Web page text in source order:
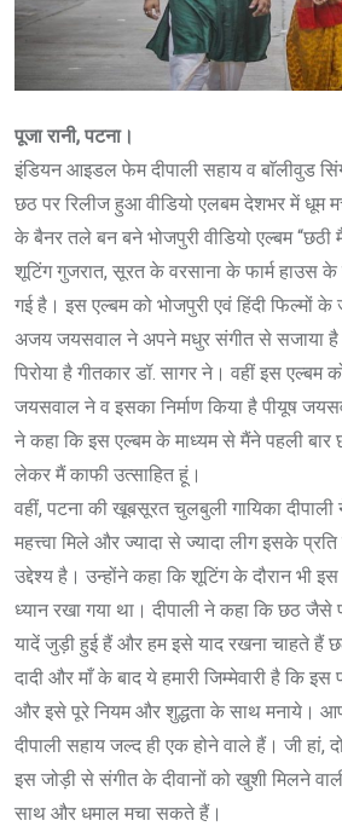
पूजा रानी, पटना।
इंडियन आइडल फेम दीपाली सहाय व बाॅलीवुड
छठ पर रिलीज हुआ वीडियो एलबम देशभर में धूम
के बैनर तले बन बने भोजपुरी वीडियो एल्बम “छठी
शूटिंग गुजरात, सूरत के वरसाना के फार्म हाउस
गई है। इस एल्बम को भोजपुरी एवं हिंदी फिल्मों के
अजय जयसवाल ने अपने मधुर संगीत से सजाया
पिरोया है गीतकार डॉ. सागर ने। वहीं इस एल्बम
जयसवाल ने व इसका निर्माण किया है पीयूष
ने कहा कि इस एल्बम के माध्यम से मैंने पहली बार
लेकर मैं काफी उत्साहित हूं।
वहीं, पटना की खूबसूरत चुलबुली गायिका
महत्त्वा मिले और ज्यादा से ज्यादा लीग इसके
उद्देश्य है। उन्होंने कहा कि शूटिंग के दौरान भी इस
ध्यान रखा गया था। दीपाली ने कहा कि छठ जैसे
यादें जुड़ी हुई हैं और हम इसे याद रखना चाहते हैं
दादी और माँ के बाद ये हमारी जिम्मेवारी है कि
और इसे पूरे नियम और शुद्धता के साथ मनाये।
दीपाली सहाय जल्द ही एक होने वाले हैं। जी हां,
इस जोड़ी से संगीत के दीवानों को खुशी मिलने
साथ और धमाल मचा सकते हैं।